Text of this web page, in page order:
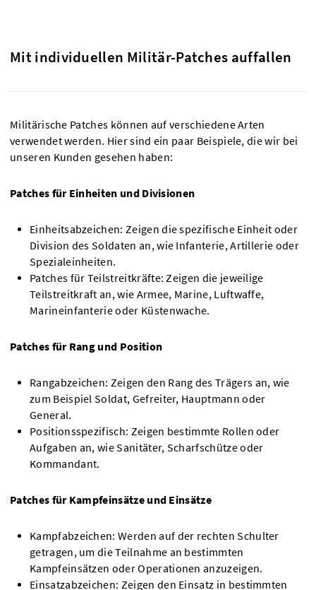
Mit individuellen Militär-Patches auffallen
Militärische Patches können auf verschiedene Arten
verwendet werden. Hier sind ein paar Beispiele, die wir bei
unseren Kunden gesehen haben:
Patches für Einheiten und Divisionen
Einheitsabzeichen: Zeigen die spezifische Einheit oder
Division des Soldaten an, wie Infanterie, Artillerie oder
Spezialeinheiten.
Patches für Teilstreitkräfte: Zeigen die jeweilige
Teilstreitkraft an, wie Armee, Marine, Luftwaffe,
Marineinfanterie oder Küstenwache.
Patches für Rang und Position
Rangabzeichen: Zeigen den Rang des Trägers an, wie
zum Beispiel Soldat, Gefreiter, Hauptmann oder
General.
Positionsspezifisch: Zeigen bestimmte Rollen oder
Aufgaben an, wie Sanitäter, Scharfschütze oder
Kommandant.
Patches für Kampfeinsätze und Einsätze
Kampfabzeichen: Werden auf der rechten Schulter
getragen, um die Teilnahme an bestimmten
Kampfeinsätzen oder Operationen anzuzeigen.
Einsatzabzeichen: Zeigen den Einsatz in bestimmten